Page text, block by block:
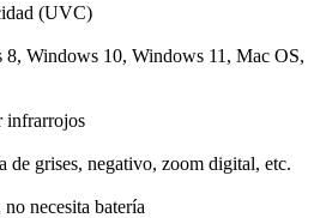
(UVC)
Windows 10, Windows 11, Mac OS,
infrarrojos
de grises, negativo, zoom digital, etc.
necesita batería